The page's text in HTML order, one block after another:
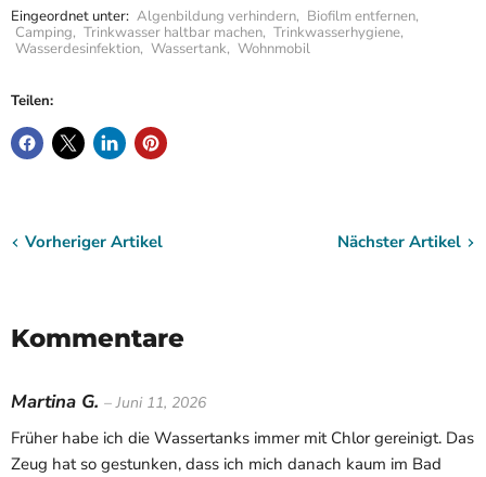
Eingeordnet unter: Algenbildung verhindern, Biofilm entfernen,
Camping, Trinkwasser haltbar machen, Trinkwasserhygiene,
Wasserdesinfektion, Wassertank, Wohnmobil
Teilen:
Vorheriger Artikel Nächster Artikel
Kommentare
Martina G. – Juni 11, 2026
Früher habe ich die Wassertanks immer mit Chlor gereinigt. Das
Zeug hat so gestunken, dass ich mich danach kaum im Bad